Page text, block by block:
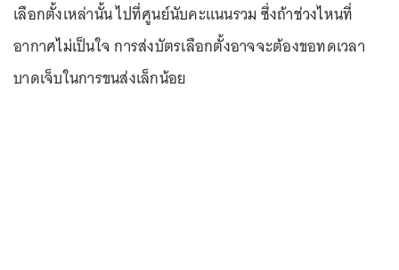
เลือกตั้งเหล่านั้น ไปที่ศูนย์นับคะแนนรวม ซึ่งถ้าช่วงไหนที่
อากาศไม่เป็นใจ การส่งบัตรเลือกตั้งอาจจะต้องขอทดเวลา
บาดเจ็บในการขนส่งเล็กน้อย